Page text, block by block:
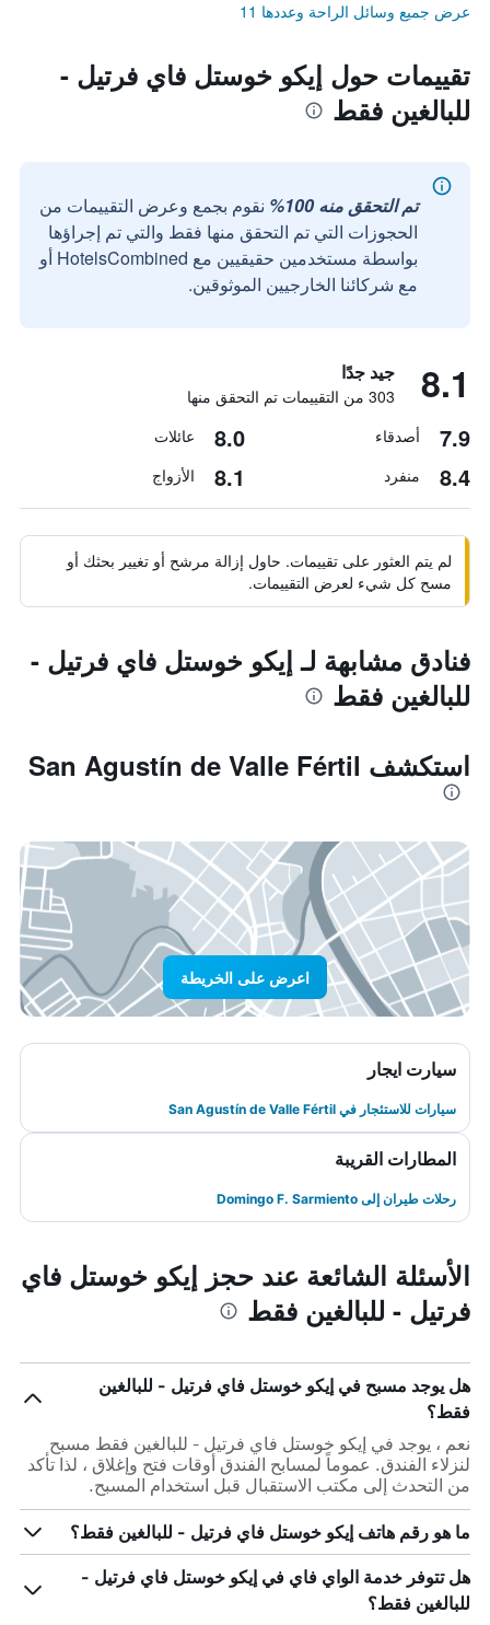
عرض جميع وسائل الراحة وعددها 11
تقييمات حول إيكو خوستل فاي فرتيل -
للبالغين فقط
تم التحقق منه 100%
نقوم بجمع وعرض التقييمات من
الحجوزات التي تم التحقق منها فقط والتي تم إجراؤها
بواسطة مستخدمين حقيقيين مع HotelsCombined أو
مع شركائنا الخارجيين الموثوقين.
8.1 جيد جدًا
303 من التقييمات تم التحقق منها
7.9 أصدقاء 8.0 عائلات
8.4 منفرد 8.1 الأزواج
لم يتم العثور على تقييمات. حاول إزالة مرشح أو تغيير بحثك أو
مسح كل شيء لعرض التقييمات.
فنادق مشابهة لـ إيكو خوستل فاي فرتيل -
للبالغين فقط
استكشف San Agustín de Valle Fértil
اعرض على الخريطة
سيارت ايجار
سيارات للاستئجار في San Agustín de Valle Fértil
المطارات القريبة
رحلات طيران إلى Domingo F. Sarmiento
الأسئلة الشائعة عند حجز إيكو خوستل فاي
فرتيل - للبالغين فقط
هل يوجد مسبح في إيكو خوستل فاي فرتيل - للبالغين
فقط؟
نعم ، يوجد في إيكو خوستل فاي فرتيل - للبالغين فقط مسبح
لنزلاء الفندق. عموماً لمسابح الفندق أوقات فتح وإغلاق ، لذا تأكد
من التحدث إلى مكتب الاستقبال قبل استخدام المسبح.
ما هو رقم هاتف إيكو خوستل فاي فرتيل - للبالغين فقط؟
هل تتوفر خدمة الواي فاي في إيكو خوستل فاي فرتيل -
للبالغين فقط؟